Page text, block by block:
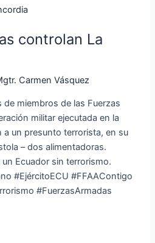
controlan La
Carmen Vásquez
miembros de las Fuerzas
militar ejecutada en la
un presunto terrorista, en su
– dos alimentadoras.
Ecuador sin terrorismo.
#EjércitoECU #FFAAContigo
#FuerzasArmadas